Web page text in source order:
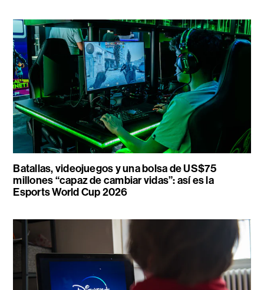
Batallas, videojuegos y una bolsa de US$75
millones “capaz de cambiar vidas”: así es la
Esports World Cup 2026